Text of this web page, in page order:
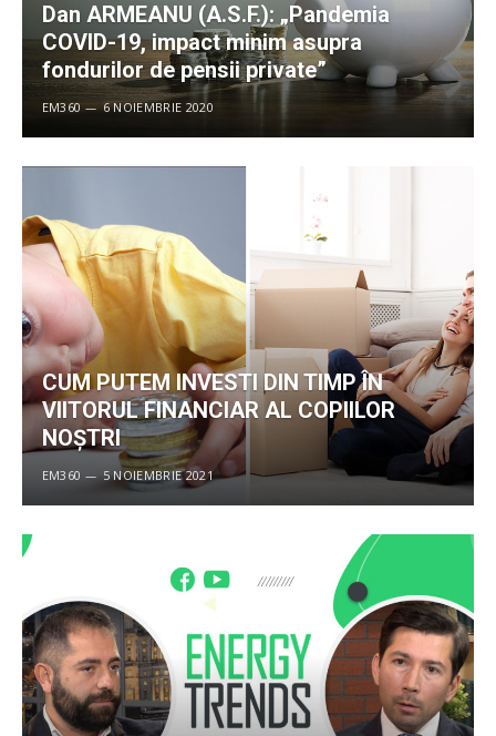
Dan ARMEANU (A.S.F.): „Pandemia
COVID-19, impact minim asupra
fondurilor de pensii private”
EM360 6 NOIEMBRIE 2020
CUM PUTEM INVESTI DIN TIMP ÎN
VIITORUL FINANCIAR AL COPIILOR
NOȘTRI
EM360 5 NOIEMBRIE 2021